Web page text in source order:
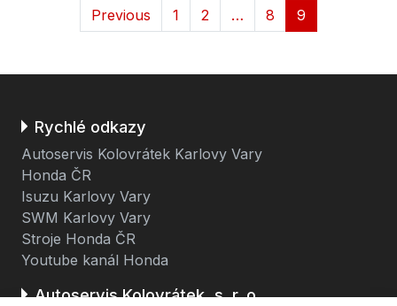
Previous 1 2 … 8 9
Rychlé odkazy
Autoservis Kolovrátek Karlovy Vary
Honda ČR
Isuzu Karlovy Vary
SWM Karlovy Vary
Stroje Honda ČR
Youtube kanál Honda
Autoservis Kolovrátek, s. r. o.